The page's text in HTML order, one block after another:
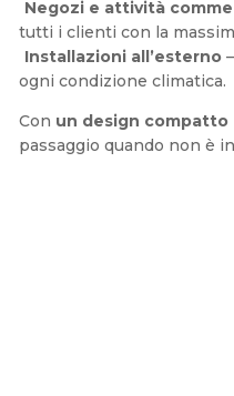
Negozi e attività
tutti i clienti con la
Installazioni all’esterno
ogni condizione climatica.
Con un design compatto
passaggio quando non è